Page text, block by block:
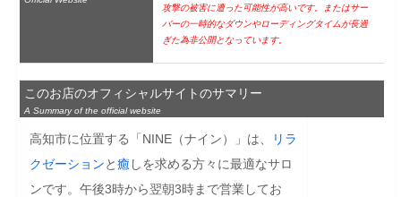
攻撃の被害に遭った可能性が高いです。またはサー
バーの一時的なダウンやローディングタイムが長過
ぎた為非公開となっています。
このお店のオフィシャルサイトのサマリー
A Summary of the official website
高知市に位置する「NINE（ナイン）」は、
リラ
クゼーションと癒 しを求める方々に最適なサロ
ンです。午後3時から翌朝3時まで営業してお